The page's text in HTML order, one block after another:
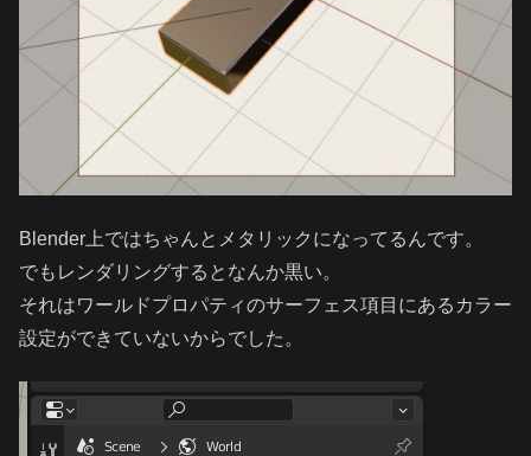
Blender上ではちゃんとメタリックになってるんです。
でもレンダリングするとなんか黒い。
それはワールドプロパティのサーフェス項目にあるカラー
設定ができていないからでした。